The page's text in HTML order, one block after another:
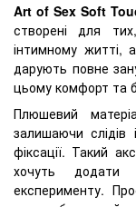
Art of Sex Soft
створені для
інтимному житті,
дарують повне
цьому комфорт та
Плюшевий
залишаючи
фіксації. Такий
хочуть
експерименту.